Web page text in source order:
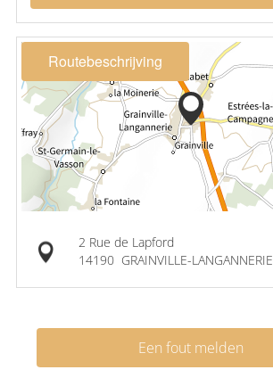
Routebeschrijving
2 Rue de Lapford
14190 GRAINVILLE-LANGANNERIE
Een fout melden